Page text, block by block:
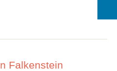
Falkenstein